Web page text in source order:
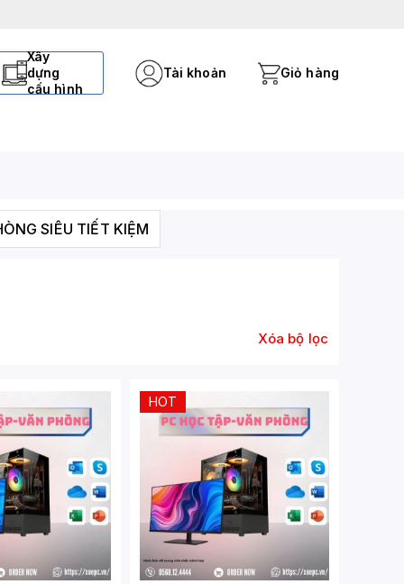
Xây
dựng
cấu hình
Tài khoản Giỏ hàng
SIÊU TIẾT KIỆM
Xóa bộ lọc
HOT